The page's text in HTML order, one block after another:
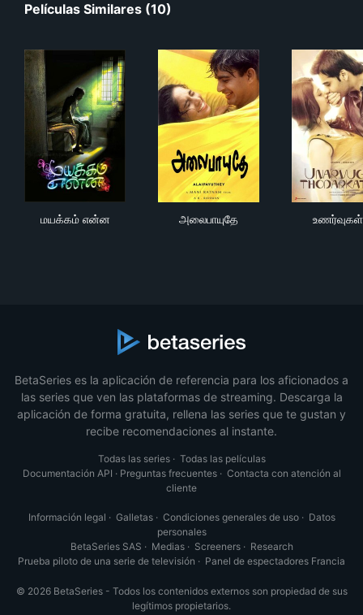
Películas Similares (10)
மயக்கம் என்ன அலைபாயுதே
BetaSeries es la aplicación de referencia para los aficionados a
las series que ven las plataformas de streaming. Descarga la
aplicación de forma gratuita, rellena las series que te gustan y
recibe recomendaciones al instante.
Todas las series· Todas las películas
Documentación API · Preguntas frecuentes· Contacta con atención al
cliente
Información legal · Galletas· Condiciones generales de uso· Datos
personales
BetaSeries SAS · Medias· Screeners· Research
Prueba piloto de una serie de televisión · Panel de espectadores Francia
© 2026 BetaSeries - Todos los contenidos externos son propiedad de sus
legítimos propietarios.